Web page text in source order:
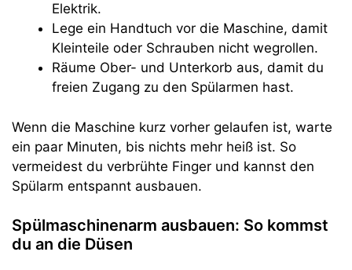
Elektrik.
Lege ein Handtuch vor die Maschine, damit
Kleinteile oder Schrauben nicht wegrollen.
Räume Ober- und Unterkorb aus, damit du
freien Zugang zu den Spülarmen hast.
Wenn die Maschine kurz vorher gelaufen ist, warte
ein paar Minuten, bis nichts mehr heiß ist. So
vermeidest du verbrühte Finger und kannst den
Spülarm entspannt ausbauen.
Spülmaschinenarm ausbauen: So kommst
du an die Düsen